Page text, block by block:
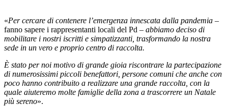
«Per cercare di contenere l’emergenza innescata dalla pandemia –
fanno sapere i rappresentanti locali del Pd – abbiamo deciso di
mobilitare i nostri iscritti e simpatizzanti, trasformando la nostra
sede in un vero e proprio centro di raccolta.
È stato per noi motivo di grande gioia riscontrare la partecipazione
di numerosissimi piccoli benefattori, persone comuni che anche con
poco hanno contribuito a realizzare una grande raccolta, con la
quale aiuteremo molte famiglie della zona a trascorrere un Natale
più sereno».